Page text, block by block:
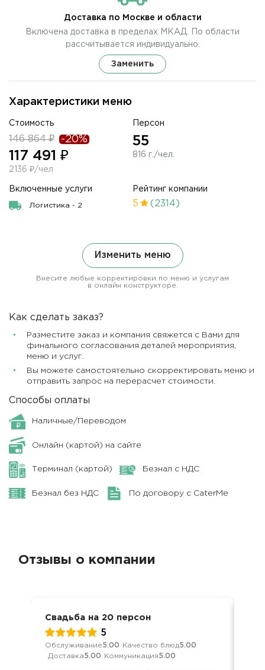
Характеристики меню
Стоимость
146 864 ₽ -20%
117 491 ₽
2136 ₽/чел
Персон
55
816 г./чел.
Включенные услуги
Логистика - 2
Рейтинг компании
5 (2314)
Изменить меню
Внесите любые корректировки по меню и услугам
в онлайн конструкторе.
Доставка по Москве и области
Включена доставка в пределах МКАД. По области
рассчитывается индивидуально.
Заменить
Как сделать заказ?
Разместите заказ и компания свяжется с Вами для
финального согласования деталей мероприятия,
меню и услуг.
Вы можете самостоятельно скорректировать меню и
отправить запрос на перерасчет стоимости.
Способы оплаты
Наличные/Переводом
Онлайн (картой) на сайте
Терминал (картой) Безнал с НДС
Безнал без НДС По договору с CaterMe
Отзывы о компании
Свадьба на 20 персон
5
Обслуживание5.00 Качество блюд5.00
Доставка5.00 Коммуникация5.00